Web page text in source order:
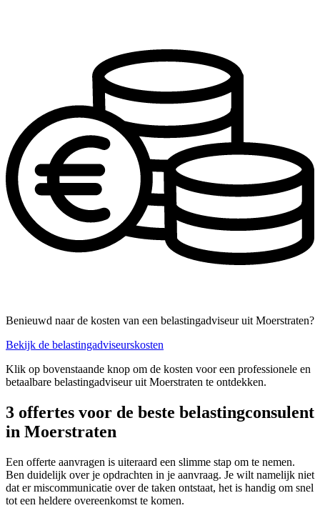
Benieuwd naar de kosten van een belastingadviseur uit Moerstraten?
Bekijk de belastingadviseurskosten
Klik op bovenstaande knop om de kosten voor een professionele en
betaalbare belastingadviseur uit Moerstraten te ontdekken.
3 offertes voor de beste belastingconsulent
in Moerstraten
Een offerte aanvragen is uiteraard een slimme stap om te nemen.
Ben duidelijk over je opdrachten in je aanvraag. Je wilt namelijk niet
dat er miscommunicatie over de taken ontstaat, het is handig om snel
tot een heldere overeenkomst te komen.